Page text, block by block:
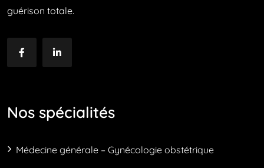
guérison totale.
Nos spécialités
Médecine générale – Gynécologie obstétrique